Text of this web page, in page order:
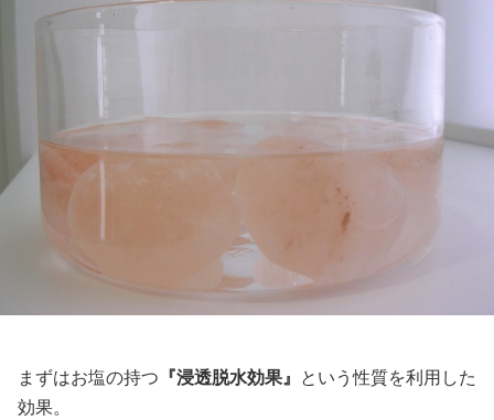
まずはお塩の持つ 『浸透脱水効果』
という性質を利用した
効果。